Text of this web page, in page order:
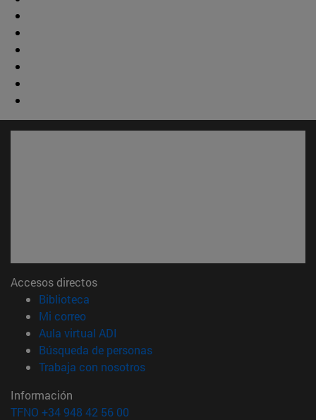
Accesos directos
Biblioteca
Mi correo(abre en nueva ventana)
Aula virtual ADI
Búsqueda de personas(abre en nueva ventana)
Trabaja con nosotros(abre en nueva ventana)
Información
TFNO +34 948 42 56 00